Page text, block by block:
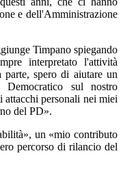
e dell'Amministrazione
Timpano spiegando
interpretato l'attività
spero di aiutare un
Democratico sul nostro
personali nei miei
del PD».
un «mio contributo
percorso di rilancio del